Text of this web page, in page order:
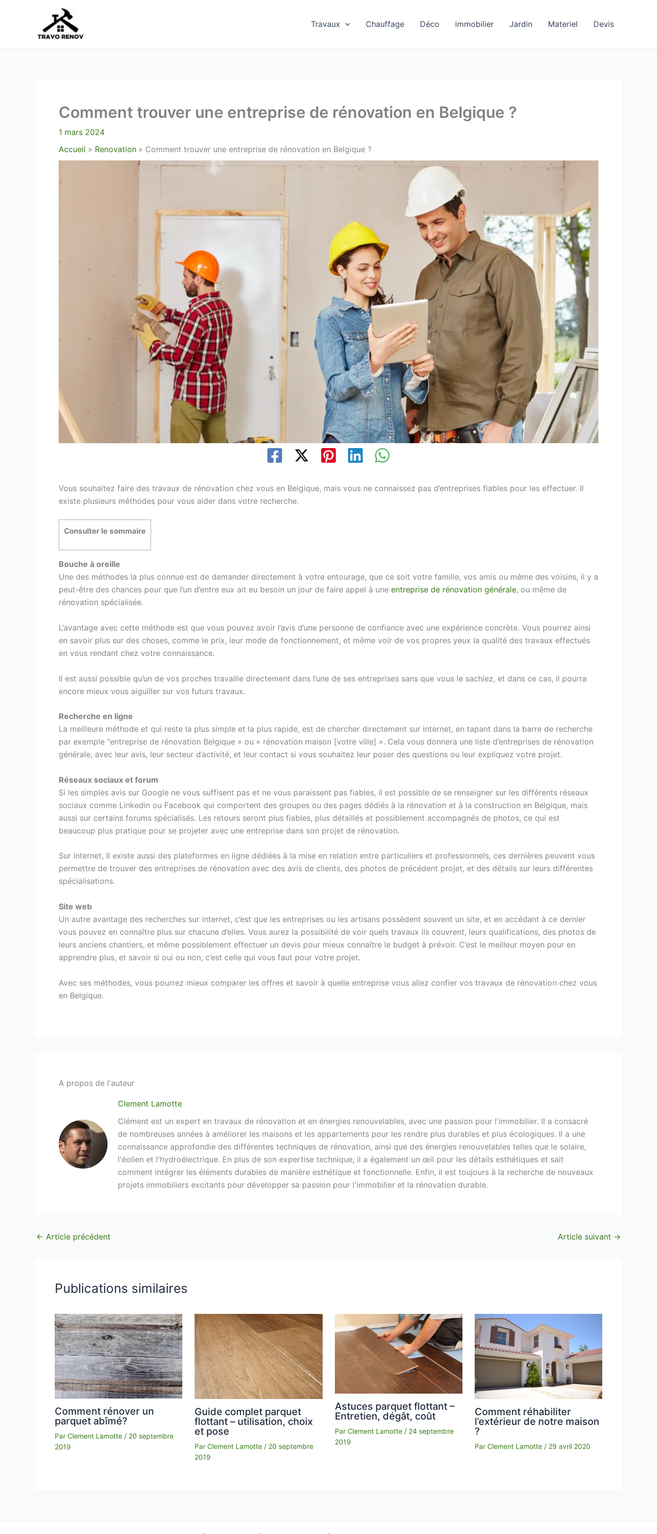
Travaux Chauffage Déco immobilier Jardin Materiel Devis
Comment trouver une entreprise de rénovation en Belgique ?
1 mars 2024
Accueil
Renovation Comment trouver une entreprise de rénovation en Belgique ?
Vous souhaitez faire des travaux de rénovation chez vous en Belgique, mais vous ne connaissez pas d’entreprises fiables pour les effectuer. Il
existe plusieurs méthodes pour vous aider dans votre recherche.
Consulter le sommaire
Bouche à oreille
Une des méthodes la plus connue est de demander directement à votre entourage, que ce soit votre famille, vos amis ou même des voisins, il y a
peut-être des chances pour que l’un d’entre eux ait eu besoin un jour de faire appel à une entreprise de rénovation générale, ou même de
rénovation spécialisée.
L’avantage avec cette méthode est que vous pouvez avoir l’avis d’une personne de confiance avec une expérience concrète. Vous pourrez ainsi
en savoir plus sur des choses, comme le prix, leur mode de fonctionnement, et même voir de vos propres yeux la qualité des travaux effectués
en vous rendant chez votre connaissance.
Il est aussi possible qu’un de vos proches travaille directement dans l’une de ses entreprises sans que vous le sachiez, et dans ce cas, il pourra
encore mieux vous aiguiller sur vos futurs travaux.
Recherche en ligne
La meilleure méthode et qui reste la plus simple et la plus rapide, est de chercher directement sur internet, en tapant dans la barre de recherche
par exemple “entreprise de rénovation Belgique » ou « rénovation maison [votre ville] ». Cela vous donnera une liste d’entreprises de rénovation
générale, avec leur avis, leur secteur d’activité, et leur contact si vous souhaitez leur poser des questions ou leur expliquez votre projet.
Réseaux sociaux et forum
Si les simples avis sur Google ne vous suffisent pas et ne vous paraissent pas fiables, il est possible de se renseigner sur les différents réseaux
sociaux comme Linkedin ou Facebook qui comportent des groupes ou des pages dédiés à la rénovation et à la construction en Belgique, mais
aussi sur certains forums spécialisés. Les retours seront plus fiables, plus détaillés et possiblement accompagnés de photos, ce qui est
beaucoup plus pratique pour se projeter avec une entreprise dans son projet de rénovation.
Sur internet, Il existe aussi des plateformes en ligne dédiées à la mise en relation entre particuliers et professionnels, ces dernières peuvent vous
permettre de trouver des entreprises de rénovation avec des avis de clients, des photos de précédent projet, et des détails sur leurs différentes
spécialisations.
Site web
Un autre avantage des recherches sur internet, c’est que les entreprises ou les artisans possèdent souvent un site, et en accédant à ce dernier
vous pouvez en connaître plus sur chacune d’elles. Vous aurez la possibilité de voir quels travaux ils couvrent, leurs qualifications, des photos de
leurs anciens chantiers, et même possiblement effectuer un devis pour mieux connaître le budget à prévoir. C’est le meilleur moyen pour en
apprendre plus, et savoir si oui ou non, c’est celle qui vous faut pour votre projet.
Avec ses méthodes, vous pourrez mieux comparer les offres et savoir à quelle entreprise vous allez confier vos travaux de rénovation chez vous
en Belgique.
A propos de l'auteur
Clement Lamotte
Clément est un expert en travaux de rénovation et en énergies renouvelables, avec une passion pour l'immobilier. Il a consacré
de nombreuses années à améliorer les maisons et les appartements pour les rendre plus durables et plus écologiques. Il a une
connaissance approfondie des différentes techniques de rénovation, ainsi que des énergies renouvelables telles que le solaire,
l'éolien et l'hydroélectrique. En plus de son expertise technique, il a également un œil pour les détails esthétiques et sait
comment intégrer les éléments durables de manière esthétique et fonctionnelle. Enfin, il est toujours à la recherche de nouveaux
projets immobiliers excitants pour développer sa passion pour l'immobilier et la rénovation durable.
← Article précédent Article suivant →
Publications similaires
Comment rénover un
parquet abîmé?
Par Clement Lamotte / 20 septembre
2019
Guide complet parquet
flottant – utilisation, choix
et pose
ParClement Lamotte / 20 septembre
2019
Astuces parquet flottant –
Entretien, dégât, coût
Par Clement Lamotte / 24 septembre
2019
Comment réhabiliter
l’extérieur de notre maison
?
Par Clement Lamotte / 29 avril 2020